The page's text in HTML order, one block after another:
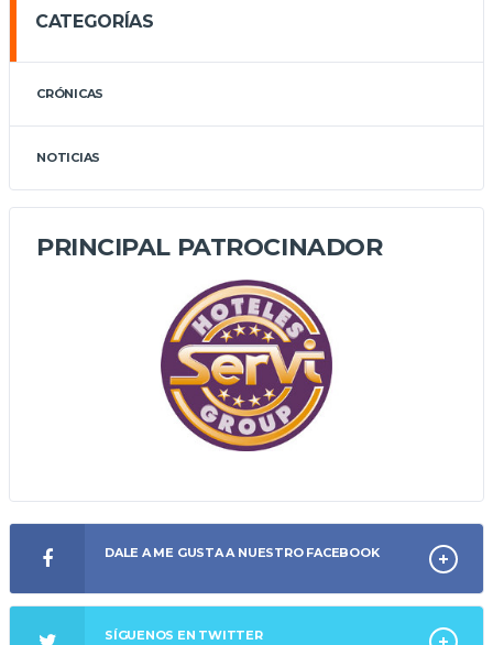
CATEGORÍAS
CRÓNICAS
NOTICIAS
PRINCIPAL PATROCINADOR
DALE A ME GUSTA A NUESTRO FACEBOOK
SÍGUENOS EN TWITTER